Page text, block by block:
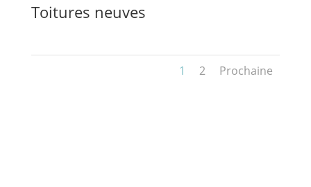
Toitures neuves
1 2 Prochaine